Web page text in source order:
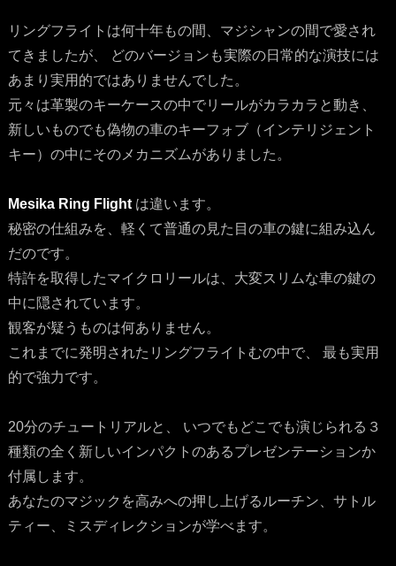
リングフライトは何十年もの間、マジシャンの間で愛され
てきましたが、 どのバージョンも実際の日常的な演技には
あまり実用的ではありませんでした。
元々は革製のキーケースの中でリールがカラカラと動き、
新しいものでも偽物の車のキーフォブ（インテリジェント
キー）の中にそのメカニズムがありました。
Mesika Ring Flight は違います。
秘密の仕組みを、軽くて普通の見た目の車の鍵に組み込ん
だのです。
特許を取得したマイクロリールは、大変スリムな車の鍵の
中に隠されています。
観客が疑うものは何ありません。
これまでに発明されたリングフライトむの中で、 最も実用
的で強力です。
20分のチュートリアルと、 いつでもどこでも演じられる３
種類の全く新しいインパクトのあるプレゼンテーションか
付属します。
あなたのマジックを高みへの押し上げるルーチン、サトル
ティー、ミスディレクションが学べます。